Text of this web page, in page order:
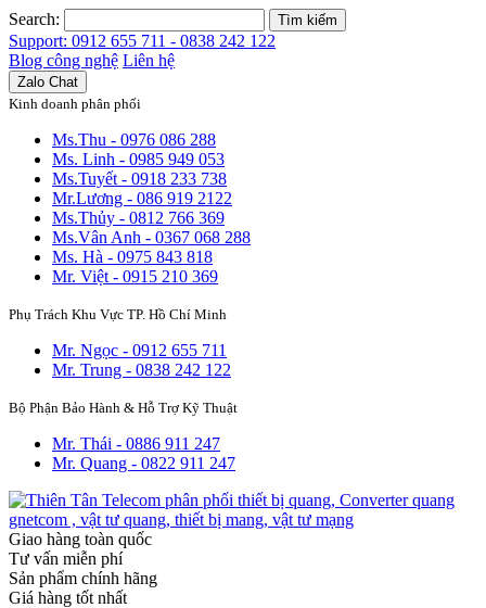
Search: Tìm kiếm
Support: 0912 655 711 - 0838 242 122
Blog công nghệ Liên hệ
Zalo Chat
Kinh doanh phân phối
Ms.Thu - 0976 086 288
Ms. Linh - 0985 949 053
Ms.Tuyết - 0918 233 738
Mr.Lương - 086 919 2122
Ms.Thủy - 0812 766 369
Ms.Vân Anh - 0367 068 288
Ms. Hà - 0975 843 818
Mr. Việt - 0915 210 369
Phụ Trách Khu Vực TP. Hồ Chí Minh
Mr. Ngọc - 0912 655 711
Mr. Trung - 0838 242 122
Bộ Phận Bảo Hành & Hỗ Trợ Kỹ Thuật
Mr. Thái - 0886 911 247
Mr. Quang - 0822 911 247
Giao hàng toàn quốc
Tư vấn miễn phí
Sản phẩm chính hãng
Giá hàng tốt nhất